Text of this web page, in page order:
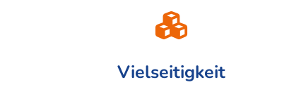
Vielseitigkeit